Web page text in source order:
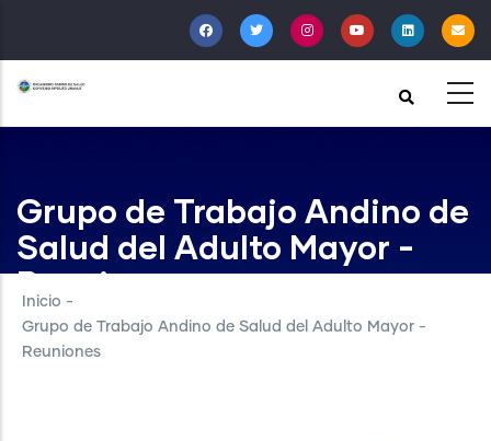
al
contenido
principal
Grupo de Trabajo Andino de
Salud del Adulto Mayor -
Reuniones
Inicio -
Grupo de Trabajo Andino de Salud del Adulto Mayor -
Reuniones